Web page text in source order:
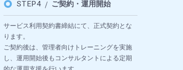
STEP4 ご契約・運用開始
サービス利用契約書締結にて、正式契約とな
ります。
ご契約後は、管理者向けトレーニングを実施
し、運用開始後もコンサルタントによる定期